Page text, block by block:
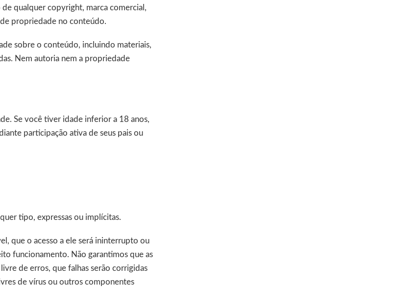
qualquer copyright, marca comercial,
propriedade no conteúdo.
sobre o conteúdo, incluindo materiais,
Nem autoria nem a propriedade
Se você tiver idade inferior a 18 anos,
participação ativa de seus pais ou
tipo, expressas ou implícitas.
que o acesso a ele será ininterrupto ou
funcionamento. Não garantimos que as
de erros, que falhas serão corrigidas
de vírus ou outros componentes